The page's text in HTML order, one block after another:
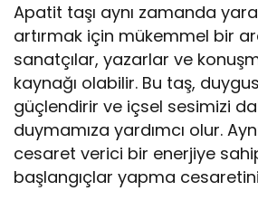
Apatit taşı aynı zamanda
artırmak için mükemmel bir
sanatçılar, yazarlar ve
kaynağı olabilir. Bu taş,
güçlendirir ve içsel sesimizi
duymamıza yardımcı olur.
cesaret verici bir enerjiye
başlangıçlar yapma